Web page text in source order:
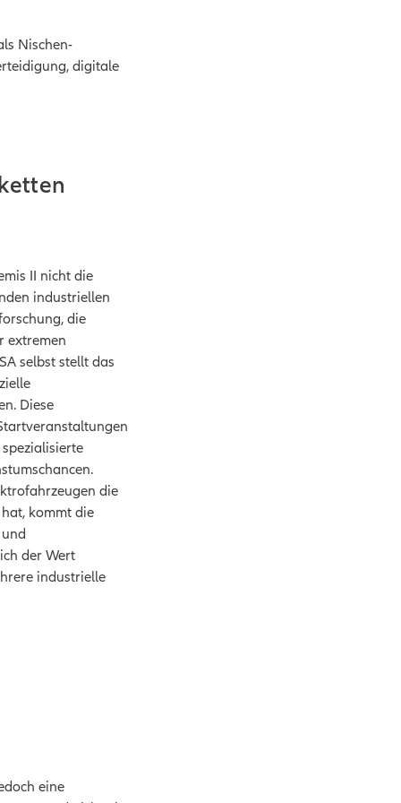
Nischen-
digitale
II nicht die
industriellen
die
extremen
selbst stellt das
Diese
die
kommt die
der Wert
industrielle
eine